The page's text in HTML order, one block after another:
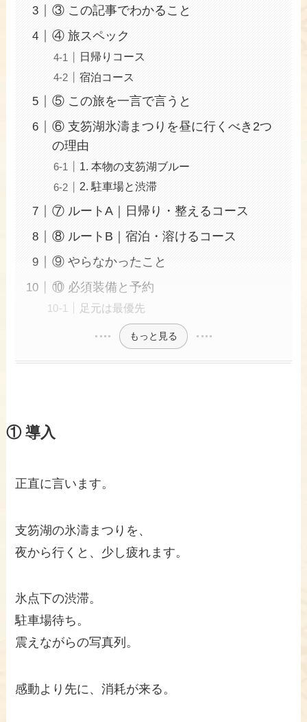
③ この記事でわかること
④ 旅スペック
日帰りコース
宿泊コース
⑤ この旅を一言で言うと
⑥ 支笏湖氷濤まつりを昼に行くべき2つ
の理由
1. 本物の支笏湖ブルー
2. 駐車場と渋滞
⑦ ルートA｜日帰り・整えるコース
⑧ ルートB｜宿泊・溶けるコース
⑨ やらなかったこと
⑩ 必須装備と予約
足元は最優先
もっと見る
① 導入
正直に言います。
支笏湖の氷濤まつりを、
夜から行くと、少し疲れます。
氷点下の渋滞。
駐車場待ち。
震えながらの写真列。
感動より先に、消耗が来る。